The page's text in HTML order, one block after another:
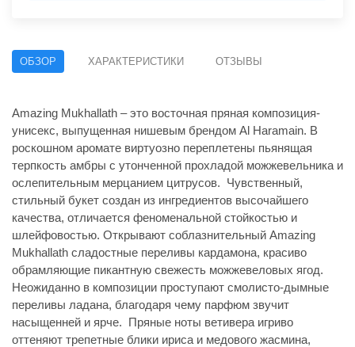
ОБЗОР ХАРАКТЕРИСТИКИ ОТЗЫВЫ
Amazing Mukhallath – это восточная пряная композиция-
унисекс, выпущенная нишевым брендом Al Haramain. В
роскошном аромате виртуозно переплетены пьянящая
терпкость амбры с утонченной прохладой можжевельника и
ослепительным мерцанием цитрусов. Чувственный,
стильный букет создан из ингредиентов высочайшего
качества, отличается феноменальной стойкостью и
шлейфовостью. Открывают соблазнительный Amazing
Mukhallath сладостные переливы кардамона, красиво
обрамляющие пикантную свежесть можжевеловых ягод.
Неожиданно в композиции проступают смолисто-дымные
переливы ладана, благодаря чему парфюм звучит
насыщенней и ярче. Пряные ноты ветивера игриво
оттеняют трепетные блики ириса и медового жасмина,